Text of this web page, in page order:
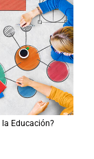
la Educación?